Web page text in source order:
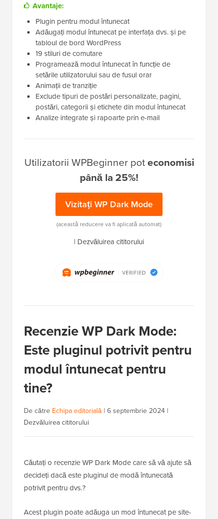
Avantaje:
Plugin pentru modul întunecat
Adăugați modul întunecat pe interfața dvs. și pe
tabloul de bord WordPress
19 stiluri de comutare
Programează modul întunecat în funcție de
setările utilizatorului sau de fusul orar
Animații de tranziție
Exclude tipuri de postări personalizate, pagini,
postări, categorii și etichete din modul întunecat
Analize integrate și rapoarte prin e-mail
Utilizatorii WPBeginner poteconomisi
până la 25%!
Vizitați WP Dark Mode
(această reducere va fi aplicată automat)
| Dezvăluirea cititorului
Recenzie WP Dark Mode:
Este pluginul potrivit pentru
modul întunecat pentru
tine?
De către Echipa editorială | 6 septembrie 2024 |
Dezvăluirea cititorului
Căutați o recenzie WP Dark Mode care să vă ajute să
decideți dacă este pluginul de modă întunecată
potrivit pentru dvs.?
Acest plugin poate adăuga un mod întunecat pe site-